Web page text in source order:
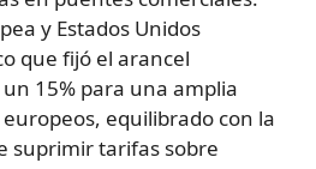
y Estados Unidos
que fijó el arancel
15% para una amplia
equilibrado con la
suprimir tarifas sobre